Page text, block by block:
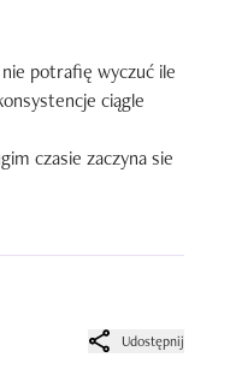
potrafię wyczuć ile
ciągle
czasie zaczyna sie
eleganckie i
ten podkład. Udostępnij